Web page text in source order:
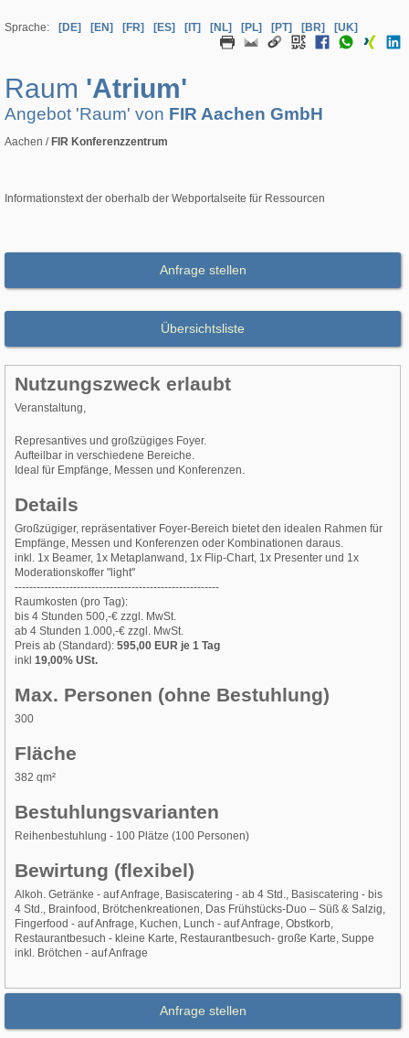
Sprache: [DE] [EN] [FR] [ES] [IT] [NL] [PL] [PT] [BR] [UK]
Raum 'Atrium'
Angebot 'Raum' von FIR Aachen GmbH
Aachen / FIR Konferenzzentrum
Informationstext der oberhalb der Webportalseite für Ressourcen
Anfrage stellen
Übersichtsliste
Nutzungszweck erlaubt
Veranstaltung,
Represantives und großzügiges Foyer.
Aufteilbar in verschiedene Bereiche.
Ideal für Empfänge, Messen und Konferenzen.
Details
Großzügiger, repräsentativer Foyer-Bereich bietet den idealen Rahmen für
Empfänge, Messen und Konferenzen oder Kombinationen daraus.
inkl. 1x Beamer, 1x Metaplanwand, 1x Flip-Chart, 1x Presenter und 1x
Moderationskoffer "light"
--------------------------------------------------------
Raumkosten (pro Tag):
bis 4 Stunden 500,-€ zzgl. MwSt.
ab 4 Stunden 1.000,-€ zzgl. MwSt.
Preis ab (Standard): 595,00 EUR je 1 Tag
inkl 19,00% USt.
Max. Personen (ohne Bestuhlung)
300
Fläche
382 qm²
Bestuhlungsvarianten
Reihenbestuhlung - 100 Plätze (100 Personen)
Bewirtung (flexibel)
Alkoh. Getränke - auf Anfrage, Basiscatering - ab 4 Std., Basiscatering - bis
4 Std., Brainfood, Brötchenkreationen, Das Frühstücks-Duo – Süß & Salzig,
Fingerfood - auf Anfrage, Kuchen, Lunch - auf Anfrage, Obstkorb,
Restaurantbesuch - kleine Karte, Restaurantbesuch- große Karte, Suppe
inkl. Brötchen - auf Anfrage
Anfrage stellen